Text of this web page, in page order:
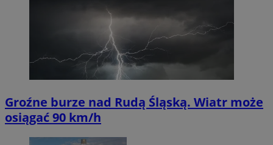
Groźne burze nad Rudą Śląską. Wiatr może
osiągać 90 km/h